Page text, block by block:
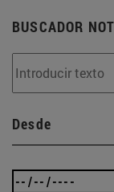
BUSCADOR
Desde